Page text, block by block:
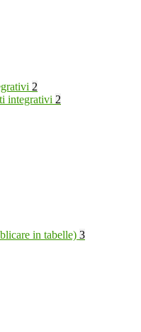
2
integrativi 2
in tabelle) 3